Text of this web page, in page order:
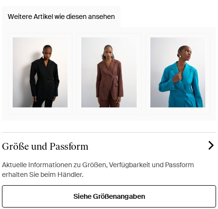
Weitere Artikel wie diesen ansehen
Größe und Passform
Aktuelle Informationen zu Größen, Verfügbarkeit und Passform
erhalten Sie beim Händler.
Siehe Größenangaben